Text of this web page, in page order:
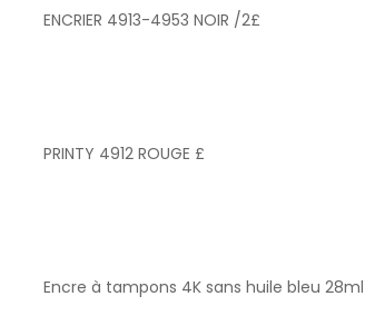
ENCRIER 4913-4953 NOIR /2£
PRINTY 4912 ROUGE £
Encre à tampons 4K sans huile bleu 28ml